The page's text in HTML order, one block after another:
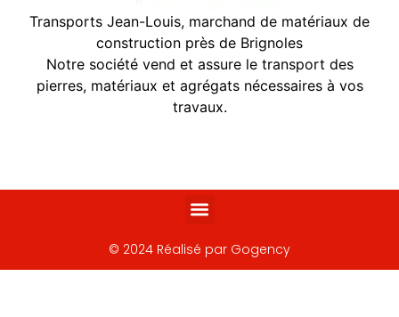
Transports Jean-Louis, marchand de matériaux de
construction près de Brignoles
Notre société vend et assure le transport des
pierres, matériaux et agrégats nécessaires à vos
travaux.
© 2024 Réalisé par Gogency